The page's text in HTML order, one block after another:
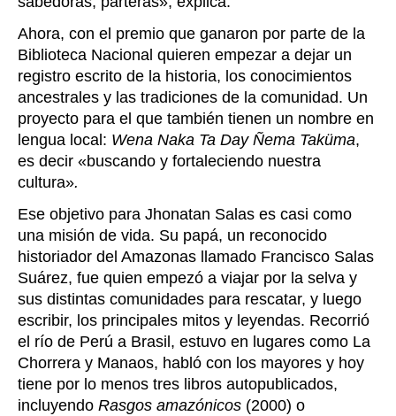
Ahora, con el premio que ganaron por parte de la
Biblioteca Nacional quieren empezar a dejar un
registro escrito de la historia, los conocimientos
ancestrales y las tradiciones de la comunidad. Un
proyecto para el que también tienen un nombre en
lengua local: Wena Naka Ta Day Ñema Taküma,
es decir «buscando y fortaleciendo nuestra
cultura».
Ese objetivo para Jhonatan Salas es casi como
una misión de vida. Su papá, un reconocido
historiador del Amazonas llamado Francisco Salas
Suárez, fue quien empezó a viajar por la selva y
sus distintas comunidades para rescatar, y luego
escribir, los principales mitos y leyendas. Recorrió
el río de Perú a Brasil, estuvo en lugares como La
Chorrera y Manaos, habló con los mayores y hoy
tiene por lo menos tres libros autopublicados,
incluyendo Rasgos amazónicos (2000) o